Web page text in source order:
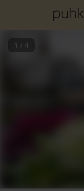
1 / 4